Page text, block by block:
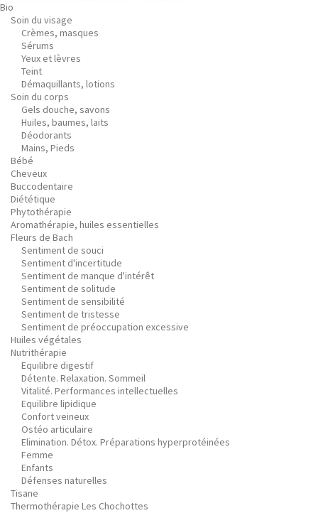
Bio
Soin du visage
Crèmes, masques
Sérums
Yeux et lèvres
Teint
Démaquillants, lotions
Soin du corps
Gels douche, savons
Huiles, baumes, laits
Déodorants
Mains, Pieds
Bébé
Cheveux
Buccodentaire
Diététique
Phytothérapie
Aromathérapie, huiles essentielles
Fleurs de Bach
Sentiment de souci
Sentiment d'incertitude
Sentiment de manque d'intérêt
Sentiment de solitude
Sentiment de sensibilité
Sentiment de tristesse
Sentiment de préoccupation excessive
Huiles végétales
Nutrithérapie
Equilibre digestif
Détente. Relaxation. Sommeil
Vitalité. Performances intellectuelles
Equilibre lipidique
Confort veineux
Ostéo articulaire
Elimination. Détox. Préparations hyperprotéinées
Femme
Enfants
Défenses naturelles
Tisane
Thermothérapie Les Chochottes